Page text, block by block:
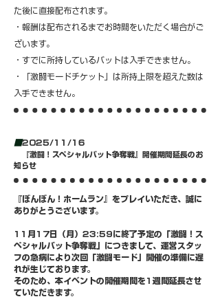
た後に直接配布されます。
・報酬は配布されるまでお時間をいただく場合がご
ざいます。
・すでに所持しているバットは入手できません。
・「激闘モードチケット」は所持上限を超えた数は
入手できません。
■2025/11/16
『激闘！スペシャルバット争奪戦』開催期間延長のお
知らせ
『ぼんぼん！ホームラン』をプレイいただき、誠に
ありがとうございます。
11月17日（月）23:59に終了予定の「激闘！ス
ペシャルバット争奪戦」につきまして、運営スタッ
フの急病により次回「激闘モード」開催の準備に遅
れが生じております。
そのため、本イベントの開催期間を1週間延長させ
ていただきます。